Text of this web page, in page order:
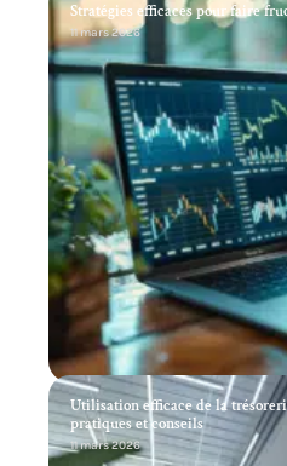
Stratégies efficaces pour faire
11 mars 2026
Utilisation efficace de la
pratiques et conseils
11 mars 2026